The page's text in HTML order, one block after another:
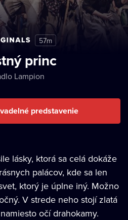
57m
princ
Lampion
predstavenie
lásky, ktorá sa celá dokáže
palácov, kde sa len
ktorý je úplne iný. Možno
V strede neho stojí zlatá
očí drahokamy.